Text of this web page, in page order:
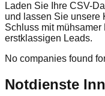
Laden Sie Ihre CSV-
und lassen Sie unsere
Schluss mit
erstklassigen Leads.
No companies found
Notdienste